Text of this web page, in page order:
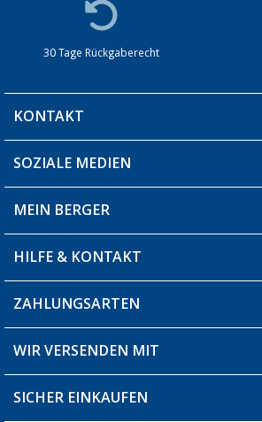
30 Tage Rückgaberecht
KONTAKT
Du hast eine Frage?
Filiale finden
SOZIALE MEDIEN
MEIN BERGER
Blog
Produkttester
Über uns
HILFE & KONTAKT
Fragen & Antworten / FAQ
Versandinformationen
ZAHLUNGSARTEN
WIR VERSENDEN MIT
SICHER EINKAUFEN